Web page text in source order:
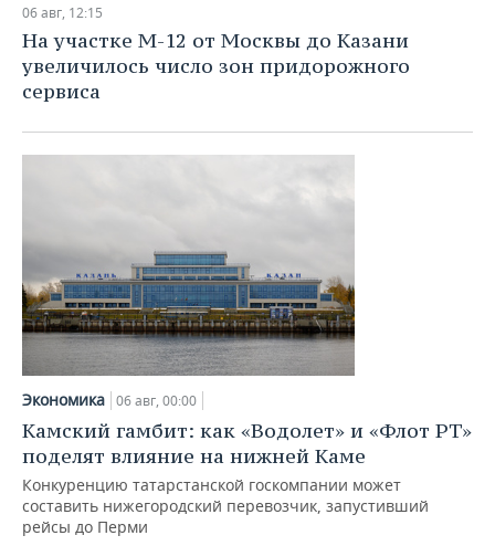
06 авг, 12:15
На участке М-12 от Москвы до Казани
увеличилось число зон придорожного
сервиса
Экономика 06 авг, 00:00
Камский гамбит: как «Водолет» и «Флот РТ»
поделят влияние на нижней Каме
Конкуренцию татарстанской госкомпании может
составить нижегородский перевозчик, запустивший
рейсы до Перми